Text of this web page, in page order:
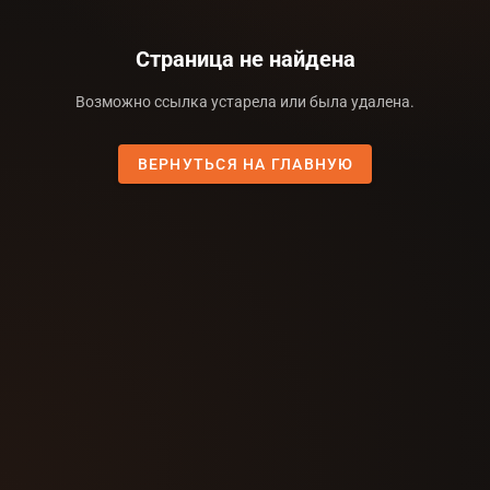
Страница не найдена
Возможно ссылка устарела или была удалена.
ВЕРНУТЬСЯ НА ГЛАВНУЮ